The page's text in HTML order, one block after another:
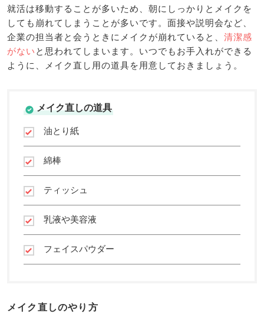
就活は移動することが多いため、朝にしっかりとメイクを
しても崩れてしまうことが多いです。面接や説明会など、
企業の担当者と会うときにメイクが崩れていると、 清潔感
がない と思われてしまいます。いつでもお手入れができる
ように、メイク直し用の道具を用意しておきましょう。
メイク直しの道具
油とり紙
綿棒
ティッシュ
乳液や美容液
フェイスパウダー
メイク直しのやり方